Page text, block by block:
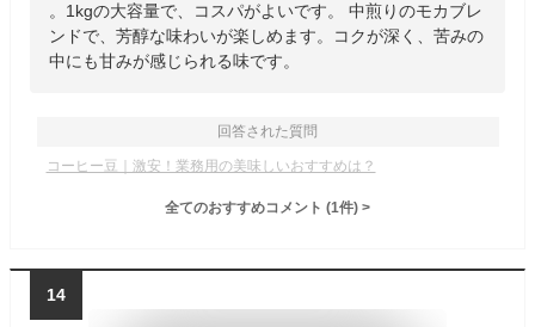
。1kgの大容量で、コスパがよいです。 中煎りのモカブレ
ンドで、芳醇な味わいが楽しめます。コクが深く、苦みの
中にも甘みが感じられる味です。
回答された質問
コーヒー豆｜激安！業務用の美味しいおすすめは？
全てのおすすめコメント (1件) >
14